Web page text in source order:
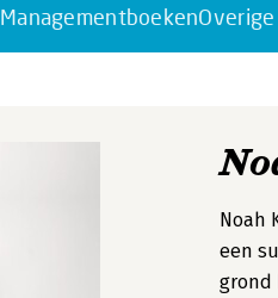
Managementboeken
Noah
een
grond